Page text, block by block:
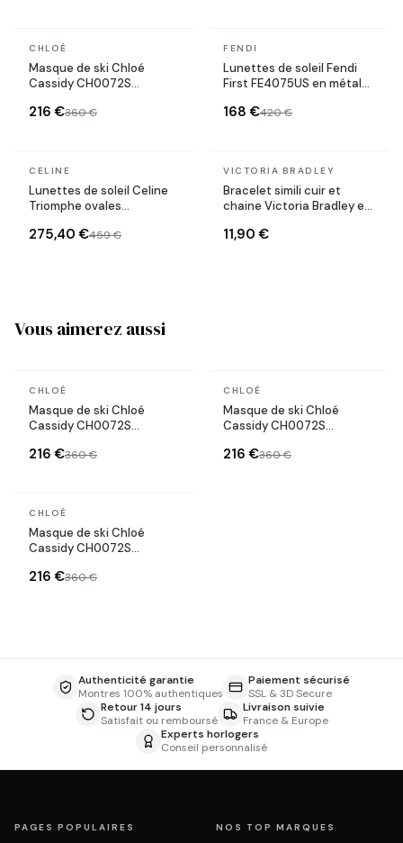
En stock
CHLOÉ
Masque de ski Chloé
Cassidy CH0072S
avec logo
216 €360 €
En stock
FENDI
Lunettes de soleil Fendi
First FE4075US en métal
168 €420 €
En stock
CELINE
Lunettes de soleil Celine
Triomphe ovales
275,40 €459 €
En stock
VICTORIA BRADLEY
Bracelet simili cuir et
chaine Victoria Bradley en
11,90 €
Vous aimerez aussi
En stock
CHLOÉ
Masque de ski Chloé
Cassidy CH0072S
avec logo
216 €360 €
En stock
CHLOÉ
Masque de ski Chloé
Cassidy CH0072S
avec logo
216 €360 €
En stock
CHLOÉ
Masque de ski Chloé
Cassidy CH0072S
avec logo
216 €360 €
Authenticité garantie
Montres 100% authentiques
Paiement sécurisé
SSL & 3D Secure
Retour 14 jours
Satisfait ou remboursé
Livraison suivie
France & Europe
Experts horlogers
Conseil personnalisé
PAGES POPULAIRES NOS TOP MARQUES